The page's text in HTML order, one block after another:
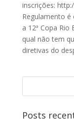
inscrições:
Regulamento
a 12ª Copa
qual não tem
diretivas do
Posts